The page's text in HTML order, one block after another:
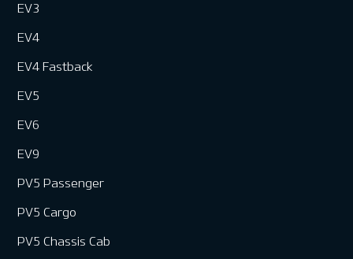
EV3
EV4
EV4 Fastback
EV5
EV6
EV9
PV5 Passenger
PV5 Cargo
PV5 Chassis Cab